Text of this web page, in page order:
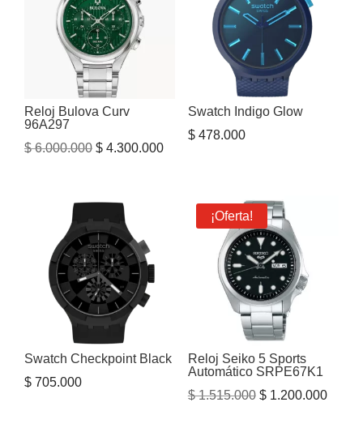
Reloj Bulova Curv
96A297
$6.000.000 El
$ 6.000.000.
$ 4.300.000El
$ 4.300.000.
Swatch Indigo Glow
$478.000
Swatch Checkpoint Black
$ 705.000
¡Oferta!
Reloj Seiko 5 Sports
Automático SRPE67K1
$1.515.000 El
$1.200.000El